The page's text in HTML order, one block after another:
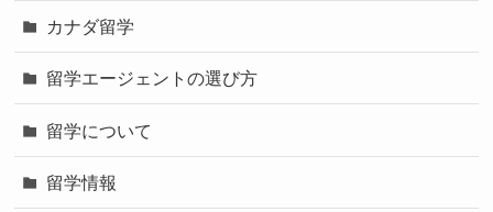
カナダ留学
留学エージェントの選び方
留学について
留学情報